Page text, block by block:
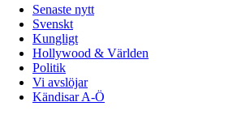
Senaste nytt
Svenskt
Kungligt
Hollywood & Världen
Politik
Vi avslöjar
Kändisar A-Ö